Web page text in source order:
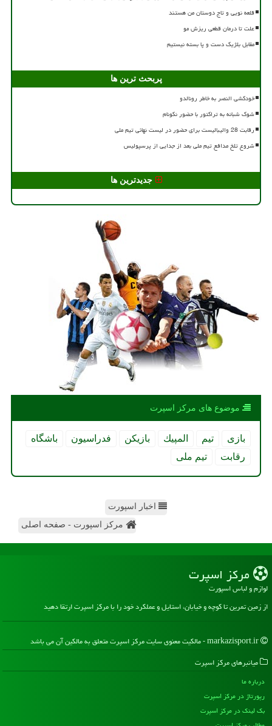
قلعه نویی و تاج دوستان من هستند
علت تا درمان قطعی ریزش مو
مقابل بلژیک دست و پا بسته نیستیم
پربحث ترین ها
خودکشی النصر به خاطر رونالدو
شوک شبانه به تراکتور با حضور نکونام
رقابت 28 والیبالیست برای حضور در لیست نهائی تیم ملی
شروع تلخ مدافع تیم ملی بعد از جدایی از پرسپولیس
جدیدترین ها
موضوع های مركز اسپرت
بازی تیم المپیك بازیكن فدراسیون
باشگاه
رقابت
تیم ملی
اخبار اسپورت
مرکز اسپورت - صفحه اصلی
مركز اسپرت
لوازم و لباس اسپورت
از زمین تمرین تا کوچه و خیابان، استایل و عملکرد خود را با مرکز اسپرت ارتقا دهید
میانبرهای مركز اسپرت
درباره ما
رپورتاژ در مركز اسپرت
بک لینک در مركز اسپرت